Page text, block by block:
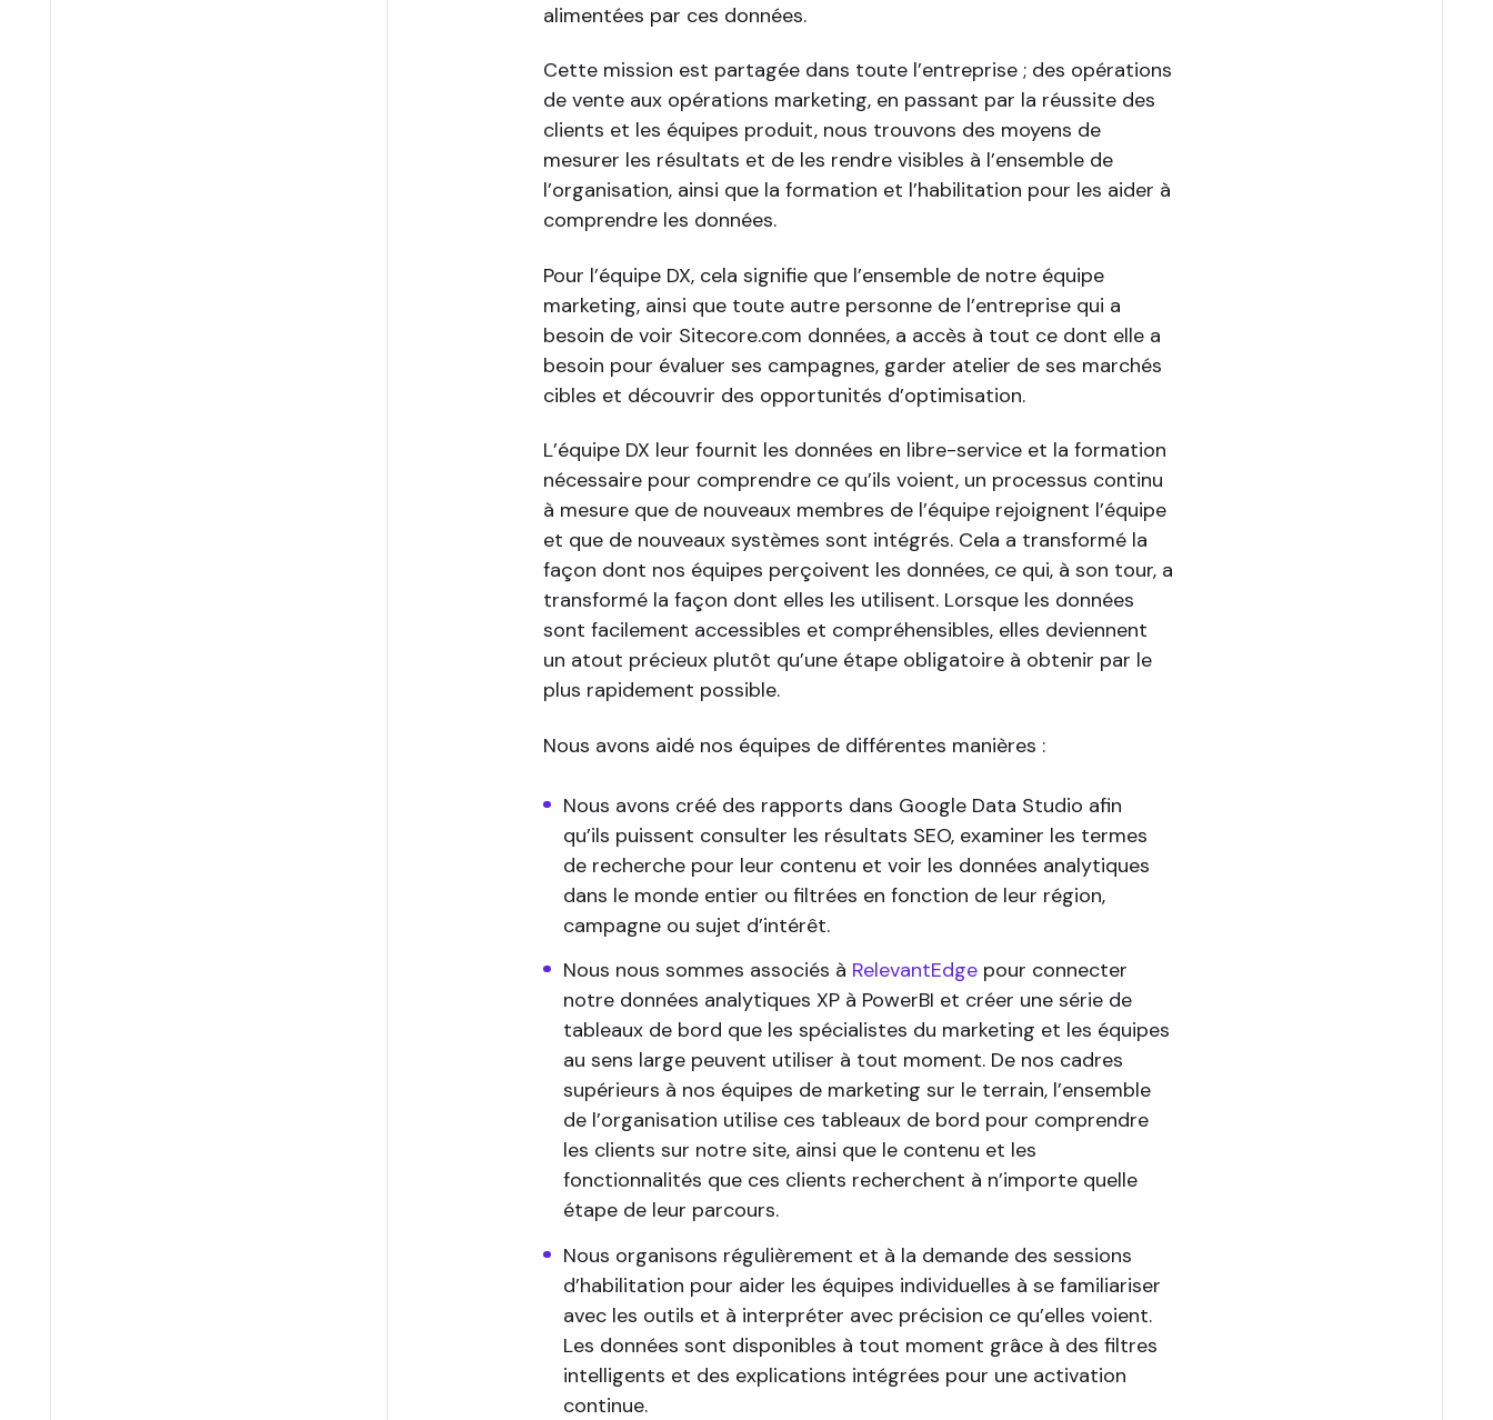
alimentées par ces données.
Cette mission est partagée dans toute l’entreprise ; des opérations
de vente aux opérations marketing, en passant par la réussite des
clients et les équipes produit, nous trouvons des moyens de
mesurer les résultats et de les rendre visibles à l’ensemble de
l’organisation, ainsi que la formation et l’habilitation pour les aider à
comprendre les données.
Pour l’équipe DX, cela signifie que l’ensemble de notre équipe
marketing, ainsi que toute autre personne de l’entreprise qui a
besoin de voir Sitecore.com données, a accès à tout ce dont elle a
besoin pour évaluer ses campagnes, garder atelier de ses marchés
cibles et découvrir des opportunités d’optimisation.
L’équipe DX leur fournit les données en libre-service et la formation
nécessaire pour comprendre ce qu’ils voient, un processus continu
à mesure que de nouveaux membres de l’équipe rejoignent l’équipe
et que de nouveaux systèmes sont intégrés. Cela a transformé la
façon dont nos équipes perçoivent les données, ce qui, à son tour, a
transformé la façon dont elles les utilisent. Lorsque les données
sont facilement accessibles et compréhensibles, elles deviennent
un atout précieux plutôt qu’une étape obligatoire à obtenir par le
plus rapidement possible.
Nous avons aidé nos équipes de différentes manières :
Nous avons créé des rapports dans Google Data Studio afin
qu’ils puissent consulter les résultats SEO, examiner les termes
de recherche pour leur contenu et voir les données analytiques
dans le monde entier ou filtrées en fonction de leur région,
campagne ou sujet d’intérêt.
Nous nous sommes associés à RelevantEdge pour connecter
notre données analytiques XP à PowerBI et créer une série de
tableaux de bord que les spécialistes du marketing et les équipes
au sens large peuvent utiliser à tout moment. De nos cadres
supérieurs à nos équipes de marketing sur le terrain, l’ensemble
de l’organisation utilise ces tableaux de bord pour comprendre
les clients sur notre site, ainsi que le contenu et les
fonctionnalités que ces clients recherchent à n’importe quelle
étape de leur parcours.
Nous organisons régulièrement et à la demande des sessions
d’habilitation pour aider les équipes individuelles à se familiariser
avec les outils et à interpréter avec précision ce qu’elles voient.
Les données sont disponibles à tout moment grâce à des filtres
intelligents et des explications intégrées pour une activation
continue.